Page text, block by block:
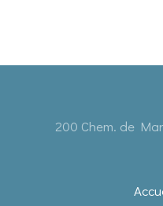
200 Chem. de